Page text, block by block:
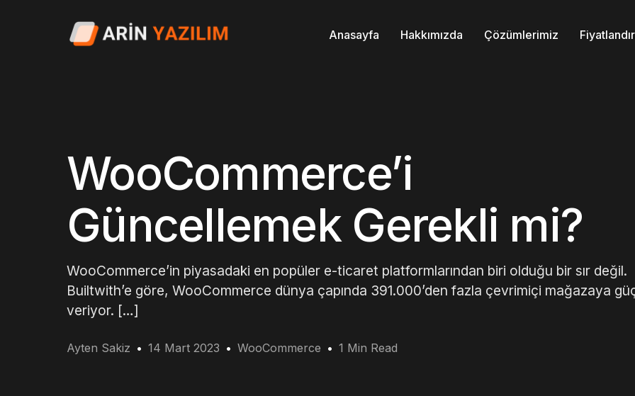
Anasayfa Hakkımızda Çözümlerimiz
WooCommerce’i
Güncellemek Gerekli mi?
WooCommerce’in piyasadaki en popüler e-ticaret platformlarından biri olduğu bir sır değil.
Builtwith’e göre, WooCommerce dünya çapında 391.000’den fazla çevrimiçi mağazaya
veriyor. […]
Ayten Sakiz 14 Mart 2023 WooCommerce 1 Min Read